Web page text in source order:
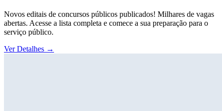
Novos editais de concursos públicos publicados! Milhares de vagas
abertas. Acesse a lista completa e comece a sua preparação para o
serviço público.
Ver Detalhes →